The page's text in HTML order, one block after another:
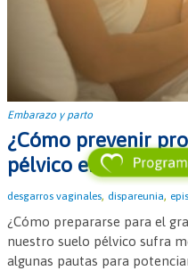
Embarazo y parto
¿Cómo prevenir
pélvico en el
desgarros vaginales, dispareunia,
¿Cómo prepararse para el
nuestro suelo pélvico sufra
algunas pautas para potenciar